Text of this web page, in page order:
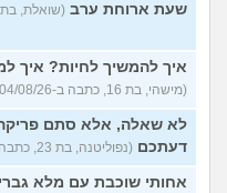
שעת ארוחת ערב (שואלת, בת 19, כתבה ב-04/08/26 13:14)
איך להמשיך לחיות? איך
(מישהי, בת 16, כתבה ב-04/08/26 13:05)
לא שאלה, אלא סתם
דעתכם (נפוליטנה, בת 23, כתבה ב-03/08/26 18:04)
אחותי שוכבת עם מלא